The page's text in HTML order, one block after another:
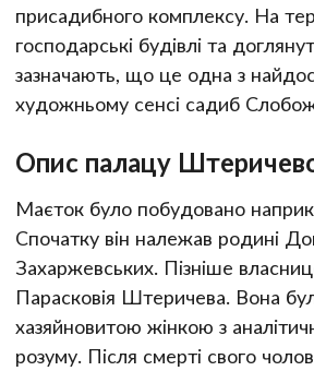
присадибного комплексу. На
господарські будівлі та
зазначають, що це одна з
художньому сенсі садиб
Опис палацу
Маєток було побудовано
Спочатку він належав родині
Захаржевських. Пізніше
Парасковія Штеричева. Вона
хазяйновитою жінкою з
розуму. Після смерті свого